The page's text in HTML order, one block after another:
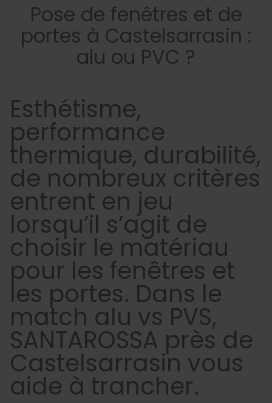
Pose de fenêtres et de
portes à Castelsarrasin :
alu ou PVC ?
Esthétisme,
performance
thermique, durabilité,
de nombreux critères
entrent en jeu
lorsqu’il s’agit de
choisir le matériau
pour les fenêtres et
les portes. Dans le
match alu vs PVS,
SANTAROSSA près de
Castelsarrasin vous
aide à trancher.